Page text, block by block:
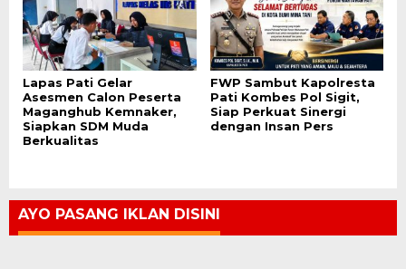
Lapas Pati Gelar
Asesmen Calon Peserta
Maganghub Kemnaker,
Siapkan SDM Muda
Berkualitas
FWP Sambut Kapolresta
Pati Kombes Pol Sigit,
Siap Perkuat Sinergi
dengan Insan Pers
AYO PASANG IKLAN DISINI